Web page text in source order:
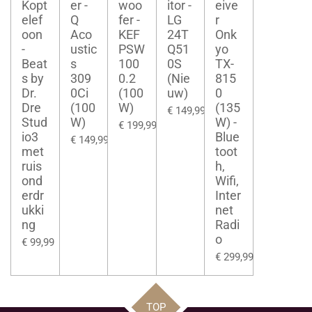
Kopt
elef
oon
-
Beat
s by
Dr.
Dre
Stud
io3
met
ruis
ond
erdr
ukki
ng
€ 99,99
er -
Q
Aco
ustic
s
309
0Ci
(100
W)
€ 149,99
woo
fer -
KEF
PSW
100
0.2
(100
W)
€ 199,99
itor -
LG
24T
Q51
0S
(Nie
uw)
€ 149,99
eive
r
Onk
yo
TX-
815
0
(135
W) -
Blue
toot
h,
Wifi,
Inter
net
Radi
o
€ 299,99
TOP